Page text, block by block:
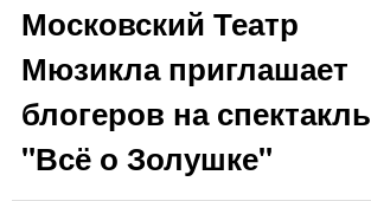
Московский Театр
Мюзикла приглашает
блогеров на спектакль
"Всё о Золушке"